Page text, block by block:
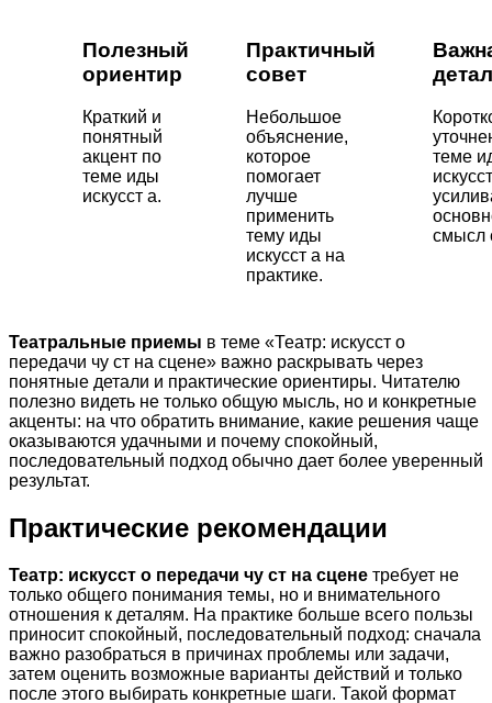
Полезный
ориентир
Краткий и
понятный
акцент по
теме иды
искусст а.
Практичный
совет
Небольшое
объяснение,
которое
помогает
лучше
применить
тему иды
искусст а на
практике.
теме
смысл
Театральные приемы в теме «Театр: искусст о
передачи чу ст на сцене» важно раскрывать через
понятные детали и практические ориентиры. Читателю
полезно видеть не только общую мысль, но и конкретные
акценты: на что обратить внимание, какие решения чаще
оказываются удачными и почему спокойный,
последовательный подход обычно дает более уверенный
результат.
Практические рекомендации
Театр: искусст о передачи чу ст на сцене требует не
только общего понимания темы, но и внимательного
отношения к деталям. На практике больше всего пользы
приносит спокойный, последовательный подход: сначала
важно разобраться в причинах проблемы или задачи,
затем оценить возможные варианты действий и только
после этого выбирать конкретные шаги. Такой формат